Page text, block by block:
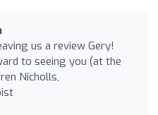
us a review Gery!
to seeing you (at the
Nicholls,